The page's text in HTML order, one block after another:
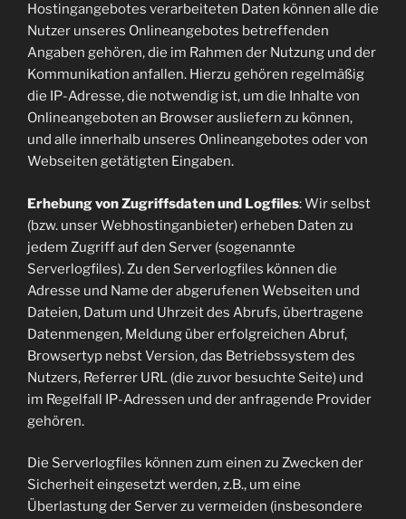
Hostingangebotes verarbeiteten Daten können alle die
Nutzer unseres Onlineangebotes betreffenden
Angaben gehören, die im Rahmen der Nutzung und der
Kommunikation anfallen. Hierzu gehören regelmäßig
die IP-Adresse, die notwendig ist, um die Inhalte von
Onlineangeboten an Browser ausliefern zu können,
und alle innerhalb unseres Onlineangebotes oder von
Webseiten getätigten Eingaben.
Erhebung von Zugriffsdaten und Logfiles: Wir selbst
(bzw. unser Webhostinganbieter) erheben Daten zu
jedem Zugriff auf den Server (sogenannte
Serverlogfiles). Zu den Serverlogfiles können die
Adresse und Name der abgerufenen Webseiten und
Dateien, Datum und Uhrzeit des Abrufs, übertragene
Datenmengen, Meldung über erfolgreichen Abruf,
Browsertyp nebst Version, das Betriebssystem des
Nutzers, Referrer URL (die zuvor besuchte Seite) und
im Regelfall IP-Adressen und der anfragende Provider
gehören.
Die Serverlogfiles können zum einen zu Zwecken der
Sicherheit eingesetzt werden, z.B., um eine
Überlastung der Server zu vermeiden (insbesondere